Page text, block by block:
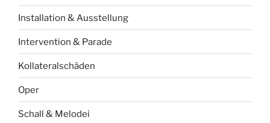
Installation & Ausstellung
Intervention & Parade
Kollateralschäden
Oper
Schall & Melodei